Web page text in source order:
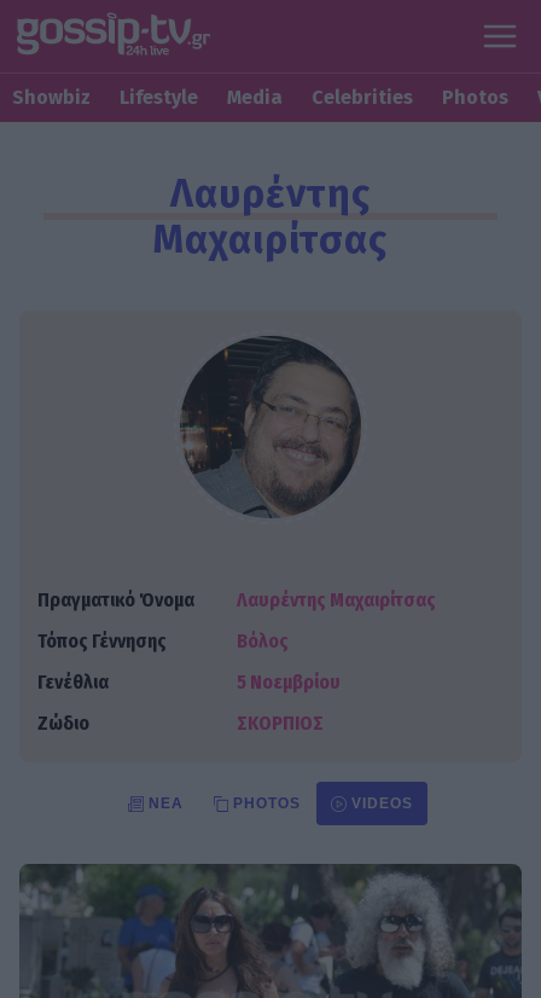
Showbiz Lifestyle Media Celebrities Photos
Λαυρέντης
Μαχαιρίτσας
Πραγματικό Όνομα
Λαυρέντης Μαχαιρίτσας
Τόπος Γέννησης
Βόλος
Γενέθλια
5 Νοεμβρίου
Ζώδιο
ΣΚΟΡΠΙΟΣ
ΝΈΑ PHOTOS VIDEOS